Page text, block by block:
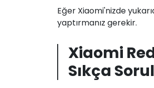
Eğer Xiaomi'nizde
yaptırmanız gerekir.
Xiaomi
Sıkça